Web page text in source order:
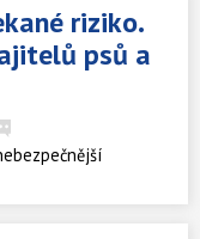
riziko.
psů a
naznačuje, že